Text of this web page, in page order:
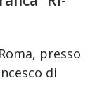
presso
di